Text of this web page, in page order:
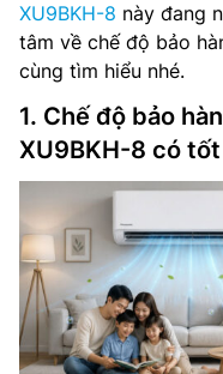
XU9BKH-8 này đang
tâm về chế độ bảo
cùng tìm hiểu nhé.
1. Chế độ bảo
XU9BKH-8 có